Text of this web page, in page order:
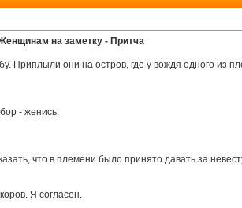
на заметку - Притча
Приплыли они на остров, где у вождя одного
- женись.
что в племени было принято давать за
Я согласен.